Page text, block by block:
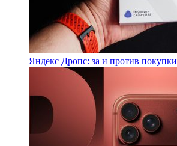
Яндекс Дропс: за и против покупки